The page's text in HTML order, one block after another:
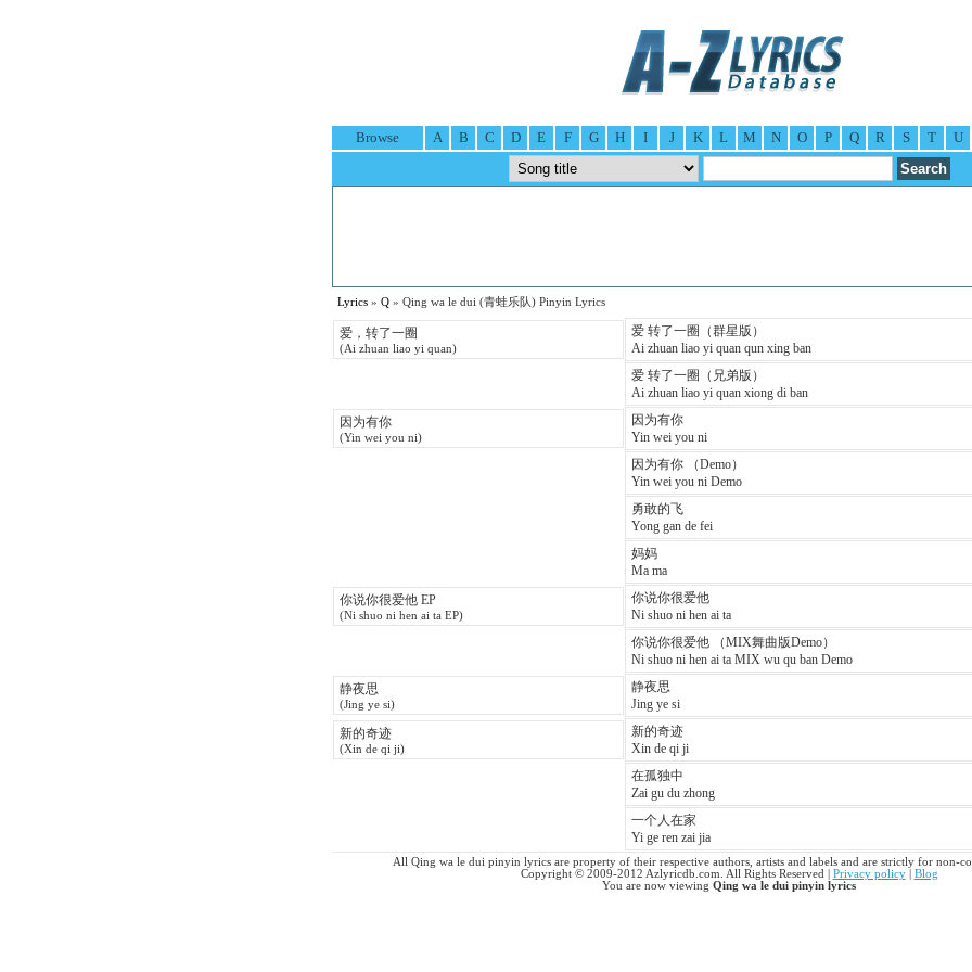
Browse A B C D E F G H I J K L M N O P Q R S T U
Lyrics » Q » Qing wa le dui (青蛙乐队) Pinyin Lyrics
爱，转了一圈
(Ai zhuan liao yi quan)
爱 转了一圈（群星版）
Ai zhuan liao yi quan qun xing ban
爱 转了一圈（兄弟版）
Ai zhuan liao yi quan xiong di ban
因为有你
(Yin wei you ni)
因为有你
Yin wei you ni
因为有你 （Demo）
Yin wei you ni Demo
勇敢的飞
Yong gan de fei
妈妈
Ma ma
你说你很爱他 EP
(Ni shuo ni hen ai ta EP)
你说你很爱他
Ni shuo ni hen ai ta
你说你很爱他 （MIX舞曲版Demo）
Ni shuo ni hen ai ta MIX wu qu ban Demo
静夜思
(Jing ye si)
静夜思
Jing ye si
新的奇迹
(Xin de qi ji)
新的奇迹
Xin de qi ji
在孤独中
Zai gu du zhong
一个人在家
Yi ge ren zai jia
All Qing wa le dui pinyin lyrics are property of their respective authors, artists and labels and are strictly for non-
Copyright © 2009-2012 Azlyricdb.com. All Rights Reserved | Privacy policy| Blog
You are now viewing Qing wa le dui pinyin lyrics